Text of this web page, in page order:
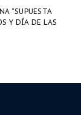
“SUPUESTA
Y DÍA DE LAS